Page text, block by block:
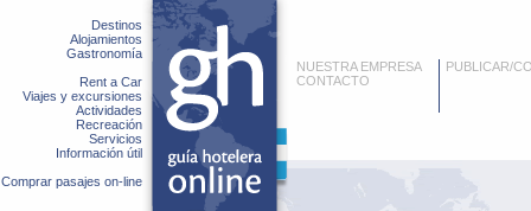
Destinos
Alojamientos
Gastronomía
Rent a Car
Viajes y excursiones
Actividades
Recreación
Servicios
Información útil
Comprar pasajes on-line
NUESTRA EMPRESA
CONTACTO
PUBLICAR/